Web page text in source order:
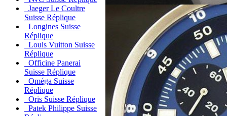
Jaeger Le Coultre
Suisse Réplique
Longines Suisse
Réplique
Louis Vuitton Suisse
Réplique
Officine Panerai
Suisse Réplique
Oméga Suisse
Réplique
Oris Suisse Réplique
Patek Philippe Suisse